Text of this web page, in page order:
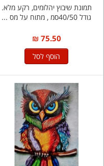
תמונת שיבוץ יהלומים, רקע מלא.
גודל 40/50סמ , מתוח על מס ...
75.50 ₪
הוסף לסל